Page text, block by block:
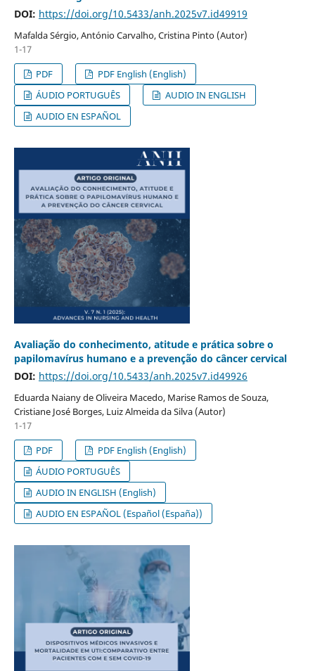
DOI: https://doi.org/10.5433/anh.2025v7.id49919
Mafalda Sérgio, António Carvalho, Cristina Pinto (Autor)
1-17
PDF
PDF English (English)
ÁUDIO PORTUGUÊS
AUDIO IN ENGLISH
AUDIO EN ESPAÑOL
Avaliação do conhecimento, atitude e prática sobre o
papilomavírus humano e a prevenção do câncer cervical
DOI: https://doi.org/10.5433/anh.2025v7.id49926
Eduarda Naiany de Oliveira Macedo, Marise Ramos de Souza,
Cristiane José Borges, Luiz Almeida da Silva (Autor)
1-17
PDF
PDF English (English)
ÁUDIO PORTUGUÊS
AUDIO IN ENGLISH (English)
AUDIO EN ESPAÑOL (Español (España))